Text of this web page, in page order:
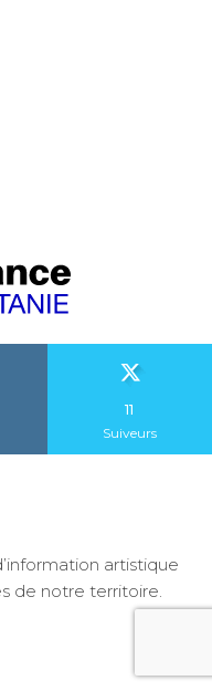
11
Suiveurs
artistique
de notre territoire.